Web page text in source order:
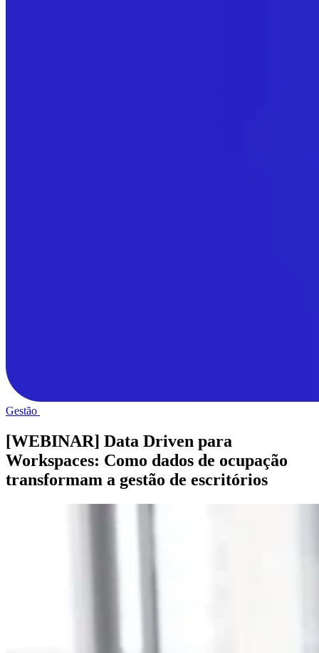
Gestão
[WEBINAR] Data Driven para
Workspaces: Como dados de ocupação
transformam a gestão de escritórios